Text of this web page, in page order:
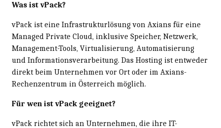
Was ist vPack?
vPack ist eine Infrastrukturlösung von Axians für eine
Managed Private Cloud, inklusive Speicher, Netzwerk,
Management-Tools, Virtualisierung, Automatisierung
und Informationsverarbeitung. Das Hosting ist entweder
direkt beim Unternehmen vor Ort oder im Axians-
Rechenzentrum in Österreich möglich.
Für wen ist vPack geeignet?
vPack richtet sich an Unternehmen, die ihre IT-